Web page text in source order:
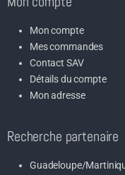
Mon compte
Mes commandes
Contact SAV
Détails du compte
Mon adresse
Recherche partenaire
Guadeloupe/